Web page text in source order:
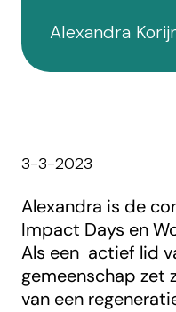
Alexandra
3-3-2023
Alexandra is de
Impact Days en
Als een actief lid
gemeenschap zet
van een